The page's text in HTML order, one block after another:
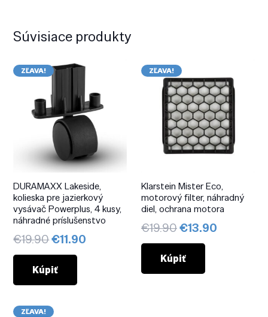
Súvisiace produkty
ZĽAVA!
DURAMAXX Lakeside,
kolieska pre jazierkový
vysávač Powerplus, 4 kusy,
náhradné príslušenstvo
€19.90Pôvodná
cena
bola:
€19.90.
€11.90
Kúpiť
ZĽAVA!
Klarstein Mister Eco,
motorový filter, náhradný
diel, ochrana motora
€19.90Pôvodná
cena
bola:
€19.90.
€13.90
Kúpiť
ZĽAVA!